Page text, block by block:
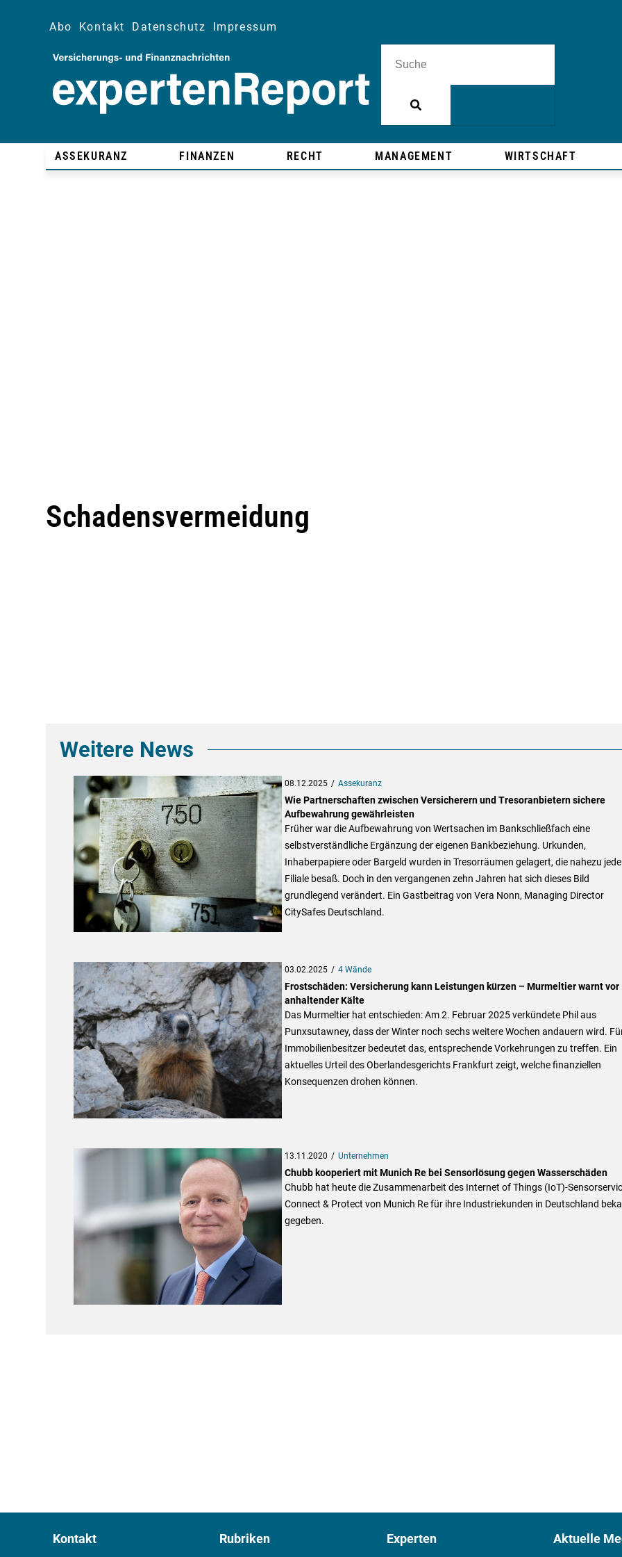
Abo Kontakt Datenschutz Impressum
ASSEKURANZ FINANZEN RECHT MANAGEMENT WIRTSCHAFT
Schadensvermeidung
Weitere News
08.12.2025 Assekuranz
Wie Partnerschaften zwischen Versicherern und Tresoranbietern sichere
Aufbewahrung gewährleisten
Früher war die Aufbewahrung von Wertsachen im Bankschließfach eine
selbstverständliche Ergänzung der eigenen Bankbeziehung. Urkunden,
Inhaberpapiere oder Bargeld wurden in Tresorräumen gelagert, die nahezu jede
Filiale besaß. Doch in den vergangenen zehn Jahren hat sich dieses Bild
grundlegend verändert. Ein Gastbeitrag von Vera Nonn, Managing Director
CitySafes Deutschland.
03.02.2025 4 Wände
Frostschäden: Versicherung kann Leistungen kürzen – Murmeltier warnt vor
anhaltender Kälte
Das Murmeltier hat entschieden: Am 2. Februar 2025 verkündete Phil aus
Punxsutawney, dass der Winter noch sechs weitere Wochen andauern wird.
Immobilienbesitzer bedeutet das, entsprechende Vorkehrungen zu treffen. Ein
aktuelles Urteil des Oberlandesgerichts Frankfurt zeigt, welche finanziellen
Konsequenzen drohen können.
13.11.2020 Unternehmen
Chubb kooperiert mit Munich Re bei Sensorlösung gegen Wasserschäden
Chubb hat heute die Zusammenarbeit des Internet of Things (IoT)-
Connect & Protect von Munich Re für ihre Industriekunden in Deutschland
gegeben.
Kontakt Rubriken Experten Aktuelle